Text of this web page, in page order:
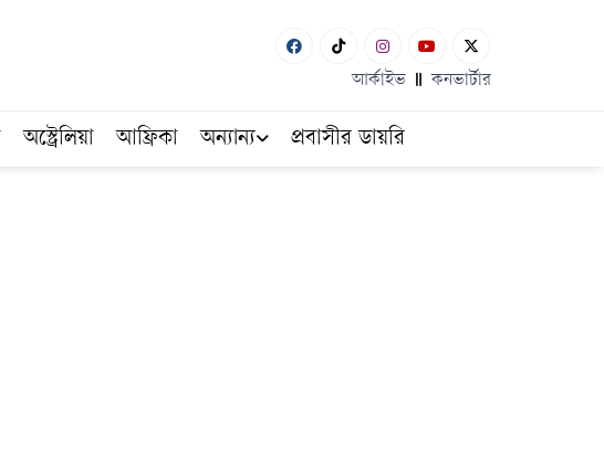
আর্কাইভ কনভার্টার
অস্ট্রেলিয়া আফ্রিকা অন্যান্য প্রবাসীর ডায়রি